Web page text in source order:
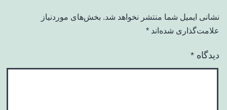
نشانی ایمیل شما منتشر نخواهد شد. بخش‌های موردنیاز
علامت‌گذاری شده‌اند *
دیدگاه *